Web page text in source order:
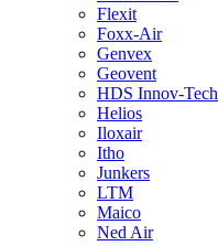
Flexit
Foxx-Air
Genvex
Geovent
HDS Innov-Tech
Helios
Iloxair
Itho
Junkers
LTM
Maico
Ned Air